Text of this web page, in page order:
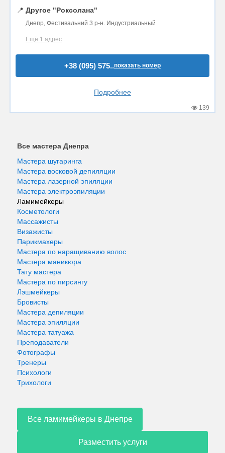
📍 Другое "Роксолана"
Днепр, Фестивальний 3 р-н. Индустриальный
Ещё 1 адрес
+38 (095) 575..показать номер
Подробнее
139
Все мастера Днепра
Мастера шугаринга
Мастера восковой депиляции
Мастера лазерной эпиляции
Мастера электроэпиляции
Ламимейкеры
Косметологи
Массажисты
Визажисты
Парикмахеры
Мастера по наращиванию волос
Мастера маникюра
Тату мастера
Мастера по пирсингу
Лэшмейкеры
Бровисты
Мастера депиляции
Мастера эпиляции
Мастера татуажа
Преподаватели
Фотографы
Тренеры
Психологи
Трихологи
Все ламимейкеры в Днепре
Разместить услуги